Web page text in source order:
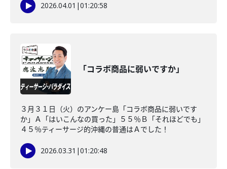
2026.04.01 |01:20:58
「コラボ商品に弱いですか」
３月３１日（火）のアンケー島「コラボ商品に弱いです
か」Ａ「はいこんなの買った」５５％Ｂ「それほどでも」
４５％ティーサージ的沖縄の普通はＡでした！
2026.03.31 |01:20:48